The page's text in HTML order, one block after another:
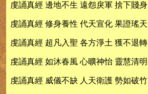
虔誦真經 邊地不生 遠怨戾軍 捨下賤身
虔誦真經 修身養性 代天宣化 果證瑤天
虔誦真經 超凡入聖 各方淨土 獲不退轉
虔誦真經 如沐春風 心曠神怡 靈慧清明
虔誦真經 威儀不缺 人天衛護 勢如破竹